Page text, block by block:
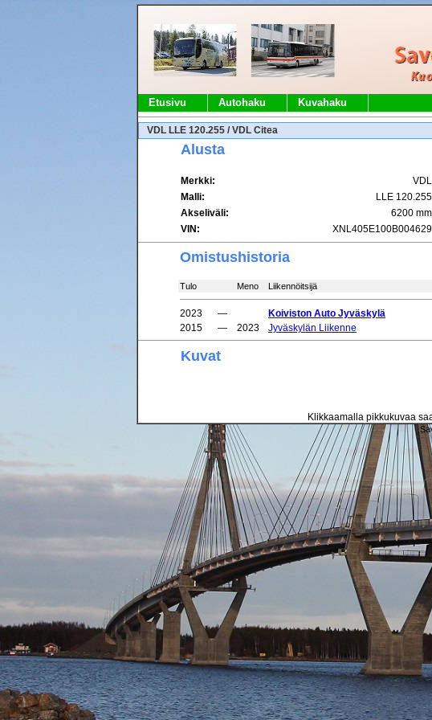
Etusivu Autohaku Kuvahaku
VDL LLE 120.255 / VDL Citea
Alusta
Merkki: VDL
Malli:
LLE 120.255
Akseliväli:
6200 mm
VIN:
XNL405E100B004629
Omistushistoria
Tulo Meno Liikennöitsijä
2023 — Koiviston Auto Jyväskylä
2015
— 2023 Jyväskylän Liikenne
Kuvat
Klikkaamalla pikkukuvaa